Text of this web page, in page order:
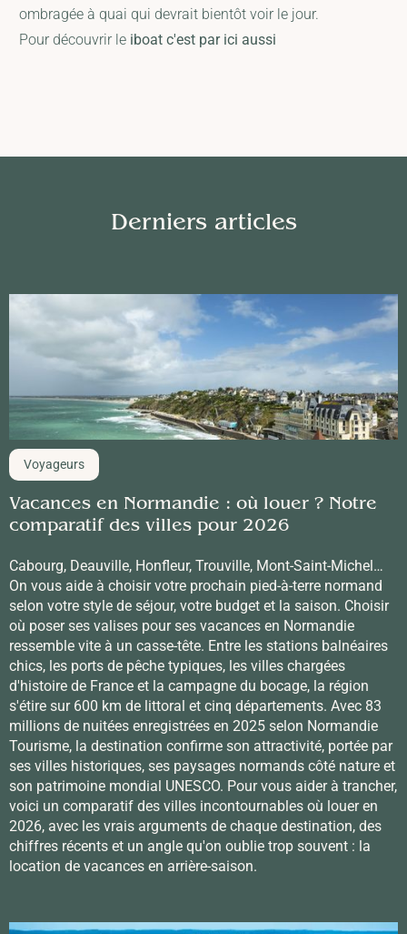
ombragée à quai qui devrait bientôt voir le jour.
Pour découvrir le iboat c'est par ici aussi
Derniers articles
Voyageurs
Vacances en Normandie : où louer ? Notre
comparatif des villes pour 2026
Cabourg, Deauville, Honfleur, Trouville, Mont-Saint-Michel…
On vous aide à choisir votre prochain pied-à-terre normand
selon votre style de séjour, votre budget et la saison. Choisir
où poser ses valises pour ses vacances en Normandie
ressemble vite à un casse-tête. Entre les stations balnéaires
chics, les ports de pêche typiques, les villes chargées
d'histoire de France et la campagne du bocage, la région
s'étire sur 600 km de littoral et cinq départements. Avec 83
millions de nuitées enregistrées en 2025 selon Normandie
Tourisme, la destination confirme son attractivité, portée par
ses villes historiques, ses paysages normands côté nature et
son patrimoine mondial UNESCO. Pour vous aider à trancher,
voici un comparatif des villes incontournables où louer en
2026, avec les vrais arguments de chaque destination, des
chiffres récents et un angle qu'on oublie trop souvent : la
location de vacances en arrière-saison.